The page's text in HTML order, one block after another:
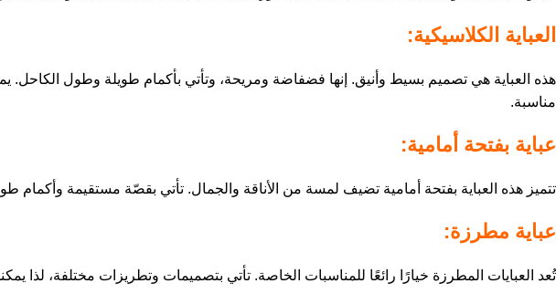
العباية الكلاسيكية:
هذه العباية هي تصميم بسيط وأنيق. إنها فضفاضة ومريحة، وتأتي بأكمام طويلة وطول الكاحل.
مناسبة.
عباية بفتحة أمامية:
تتميز هذه العباية بفتحة أمامية تضيف لمسة من الأناقة والجمال. تأتي بقصّة مستقيمة وأكمام
عباية مطرزة:
تُعد العبايات المطرزة خيارًا رائعًا للمناسبات الخاصة. تأتي بتصميمات وتطريزات مختلفة، لذا